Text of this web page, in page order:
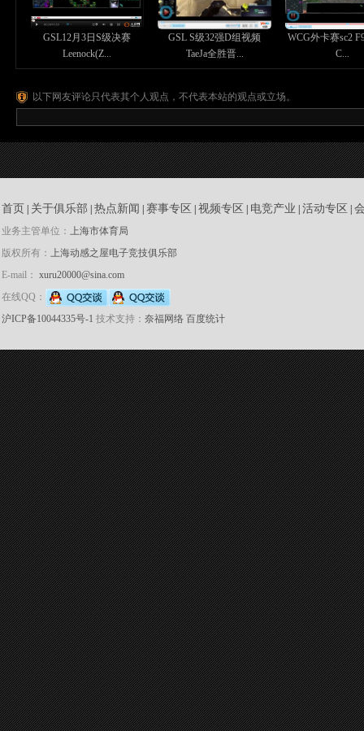
GSL12月3日S级决赛
Leenock(Z...
GSL S级32强D组视频
TaeJa全胜晋...
WCG外卡赛sc2
C...
以下网友评论只代表其个人观点，不代表本站的观点或立场。
首页 关于俱乐部 热点新闻 赛事专区 视频专区 电竞产业 活动专区
业务主管单位： 上海市体育局
版权所有： 上海动感之屋电子竞技俱乐部
E-mail： xuru20000@sina.com
在线QQ：
沪ICP备10044335号-1 技术支持： 奈福网络 百度统计